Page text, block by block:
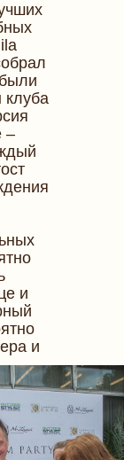
клуба
–
и
и